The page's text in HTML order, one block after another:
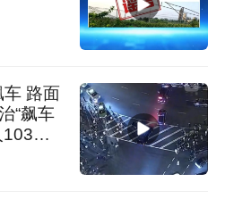
车 路面
“飙车
103人